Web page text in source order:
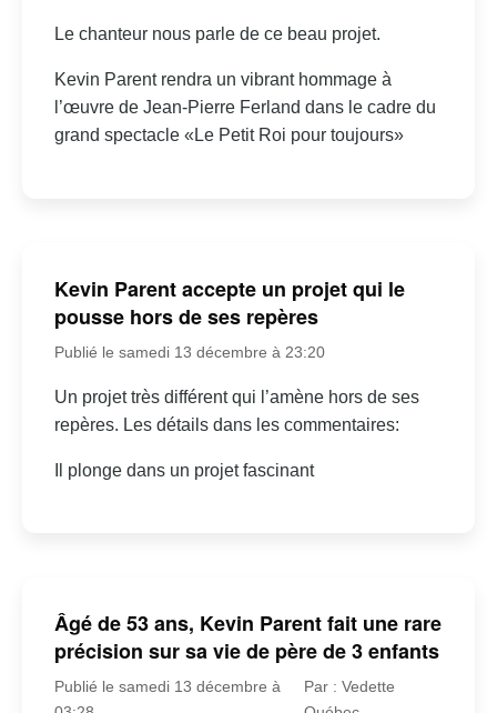
Le chanteur nous parle de ce beau projet.
Kevin Parent rendra un vibrant hommage à
l’œuvre de Jean-Pierre Ferland dans le cadre du
grand spectacle «Le Petit Roi pour toujours»
Kevin Parent accepte un projet qui le
pousse hors de ses repères
Publié le samedi 13 décembre à 23:20
Un projet très différent qui l’amène hors de ses
repères. Les détails dans les commentaires:
Il plonge dans un projet fascinant
Âgé de 53 ans, Kevin Parent fait une rare
précision sur sa vie de père de 3 enfants
Publié le samedi 13 décembre à
Par : Vedette